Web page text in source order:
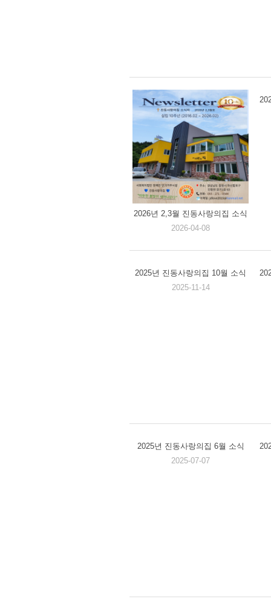
2026년 2,3월 진동사랑의집 소식
2026-04-08
2025년 진동사랑의집 10월 소식
2025-11-14
2025년 진동사랑의집 6월 소식
2025-07-07